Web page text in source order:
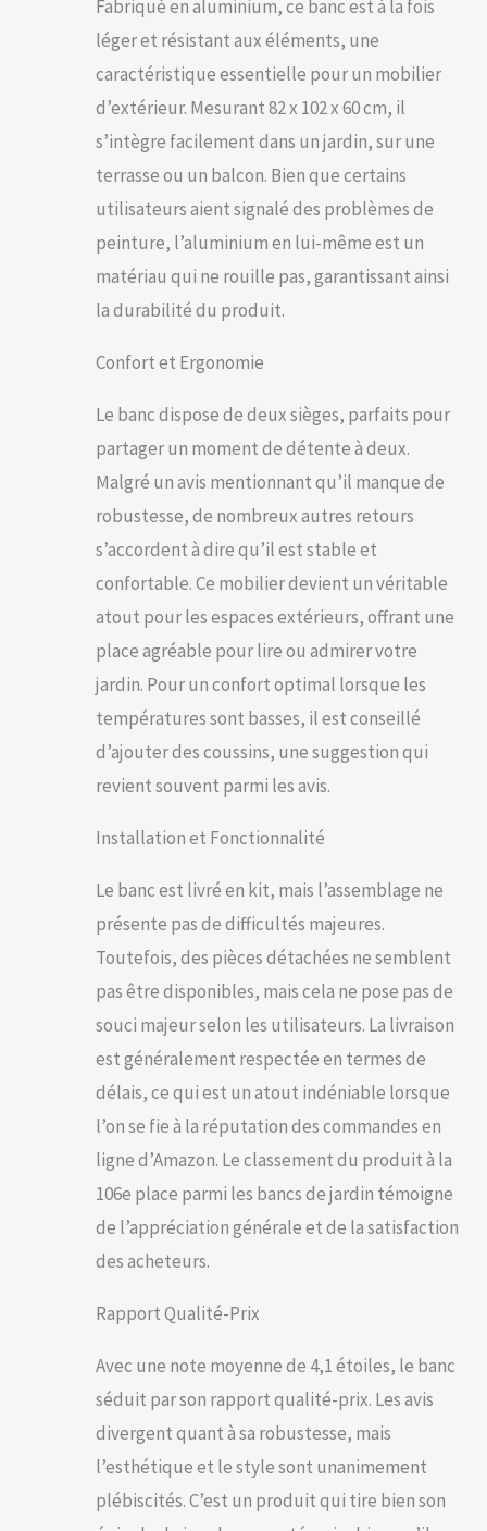
en noir avec fini
bronzé Banc stable
look vintage chic;
dimensions:env. 82 x
Fabriqué en aluminium, ce banc est à la fois
léger et résistant aux éléments, une
caractéristique essentielle pour un mobilier
d’extérieur. Mesurant 82 x 102 x 60 cm, il
s’intègre facilement dans un jardin, sur une
terrasse ou un balcon. Bien que certains
utilisateurs aient signalé des problèmes de
peinture, l’aluminium en lui-même est un
matériau qui ne rouille pas, garantissant ainsi
la durabilité du produit.
Confort et Ergonomie
Le banc dispose de deux sièges, parfaits pour
partager un moment de détente à deux.
Malgré un avis mentionnant qu’il manque de
robustesse, de nombreux autres retours
s’accordent à dire qu’il est stable et
confortable. Ce mobilier devient un véritable
atout pour les espaces extérieurs, offrant une
place agréable pour lire ou admirer votre
jardin. Pour un confort optimal lorsque les
températures sont basses, il est conseillé
d’ajouter des coussins, une suggestion qui
revient souvent parmi les avis.
Installation et Fonctionnalité
Le banc est livré en kit, mais l’assemblage ne
présente pas de difficultés majeures.
Toutefois, des pièces détachées ne semblent
pas être disponibles, mais cela ne pose pas de
souci majeur selon les utilisateurs. La livraison
est généralement respectée en termes de
délais, ce qui est un atout indéniable lorsque
l’on se fie à la réputation des commandes en
ligne d’Amazon. Le classement du produit à la
106e place parmi les bancs de jardin témoigne
de l’appréciation générale et de la satisfaction
des acheteurs.
Rapport Qualité-Prix
Avec une note moyenne de 4,1 étoiles, le banc
séduit par son rapport qualité-prix. Les avis
divergent quant à sa robustesse, mais
l’esthétique et le style sont unanimement
plébiscités. C’est un produit qui tire bien son